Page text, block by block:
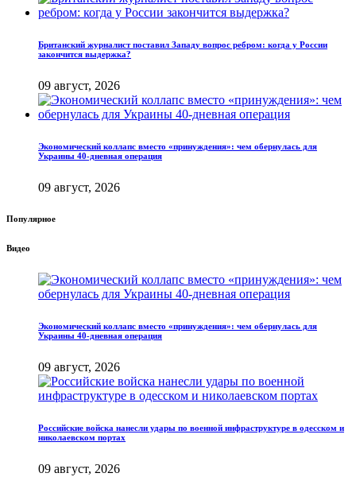
Британский журналист поставил Западу вопрос ребром: когда у России
закончится выдержка?
09 август, 2026
Экономический коллапс вместо «принуждения»: чем обернулась для
Украины 40-дневная операция
09 август, 2026
Популярное
Видео
Экономический коллапс вместо «принуждения»: чем обернулась для
Украины 40-дневная операция
09 август, 2026
Российские войска нанесли удары по военной инфраструктуре в одесском и
николаевском портах
09 август, 2026